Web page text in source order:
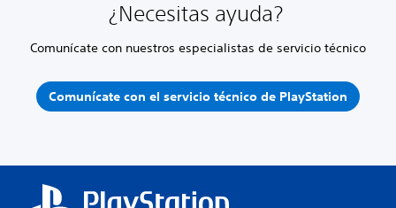
¿Necesitas ayuda?
Comunícate con nuestros especialistas de servicio técnico
Comunícate con el servicio técnico de PlayStation